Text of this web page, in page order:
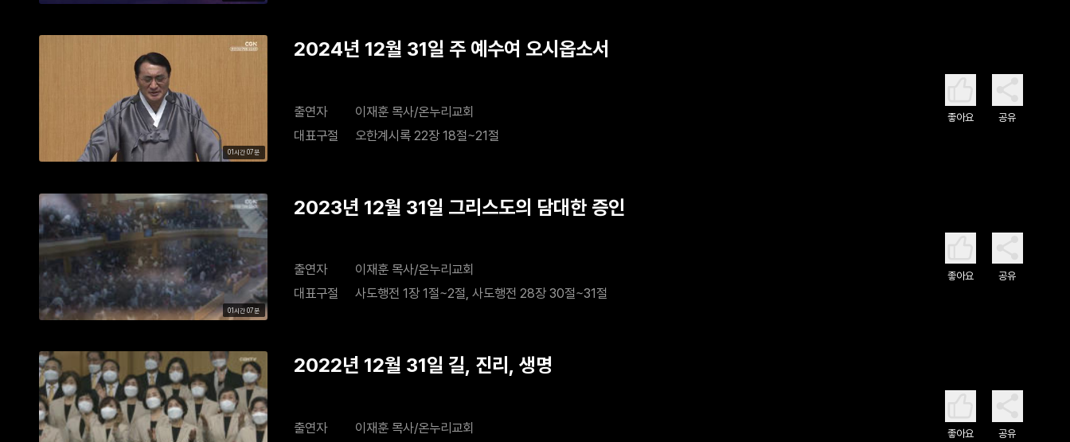
01시간 07분
2024년 12월 31일 주 예수여 오시옵소서
출연자
이재훈 목사/온누리교회
대표구절
오한계시록 22장 18절~21절
좋아요 공유
01시간 07분
2023년 12월 31일 그리스도의 담대한 증인
출연자
이재훈 목사/온누리교회
대표구절
사도행전 1장 1절~2절, 사도행전 28장 30절~31절
좋아요 공유
2022년 12월 31일 길, 진리, 생명
출연자
이재훈 목사/온누리교회
좋아요 공유